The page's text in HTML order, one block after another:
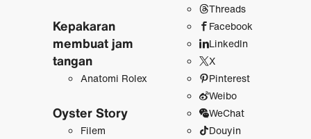
Kepakaran
membuat jam
tangan
Anatomi Rolex
Oyster Story
Filem
Threads
Facebook
LinkedIn
X
Pinterest
Weibo
WeChat
Douyin